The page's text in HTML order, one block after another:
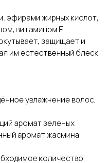
эфирами жирных кислот,
витамином Е.
защищает и
им естественный блеск
увлажнение волос.
аромат зеленых
аромат жасмина.
количество